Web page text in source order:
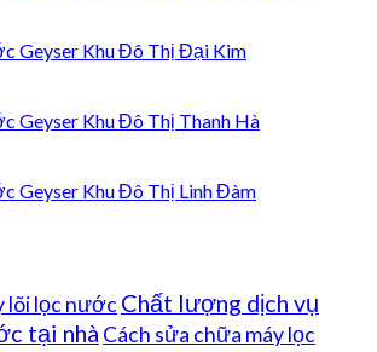
Geyser Khu Đô Thị Đại Kim
Geyser Khu Đô Thị Thanh Hà
Geyser Khu Đô Thị Linh Đàm
lõi lọc nước Chất lượng dịch vụ
tại nhà Cách sửa chữa máy lọc